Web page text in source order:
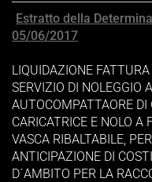
Estratto della
05/06/2017
LIQUIDAZIONE
SERVIZIO DI NOLEGGIO
AUTOCOMPATTAORE DI
CARICATRICE E NOLO A
VASCA RIBALTABILE,
ANTICIPAZIONE DI
D´AMBITO PER LA